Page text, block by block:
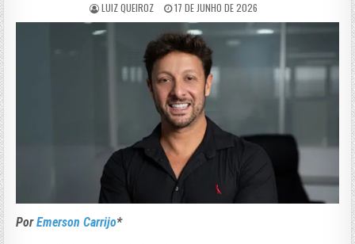
LUIZ QUEIROZ 17 DE JUNHO DE 2026
PorEmerson Carrijo*